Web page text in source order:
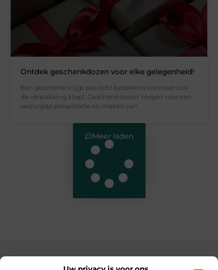
Ontdek geschenkdozen voor elke gelegenheid!
Een geschenk krijgt pas echt betekenis wanneer ook
de verpakking klopt. Geschenkdozen zorgen voor een
verzorgde presentatie en maken van
Meer laden